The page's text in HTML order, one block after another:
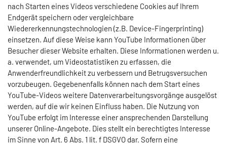
nach Starten eines Videos verschiedene Cookies auf Ihrem
Endgerät speichern oder vergleichbare
Wiedererkennungstechnologien (z.B. Device-Fingerprinting)
einsetzen. Auf diese Weise kann YouTube Informationen über
Besucher dieser Website erhalten. Diese Informationen werden u.
a. verwendet, um Videostatistiken zu erfassen, die
Anwenderfreundlichkeit zu verbessern und Betrugsversuchen
vorzubeugen. Gegebenenfalls können nach dem Start eines
YouTube-Videos weitere Datenverarbeitungsvorgänge ausgelöst
werden, auf die wir keinen Einfluss haben. Die Nutzung von
YouTube erfolgt im Interesse einer ansprechenden Darstellung
unserer Online-Angebote. Dies stellt ein berechtigtes Interesse
im Sinne von Art. 6 Abs. 1 lit. f DSGVO dar. Sofern eine